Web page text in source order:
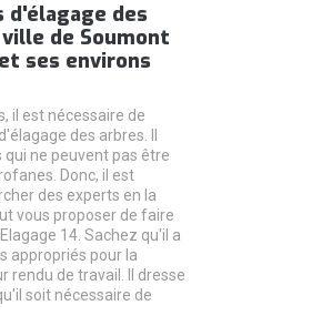
d'élagage des
de Soumont
ses environs
il est nécessaire de
des arbres. Il
ne peuvent pas être
Donc, il est
des experts en la
vous proposer de faire
14. Sachez qu'il a
appropriés pour la
rendu de travail. Il dresse
soit nécessaire de